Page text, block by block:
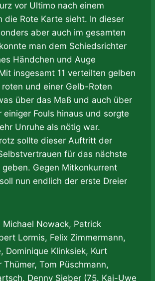
vor Ultimo nach einem
die Rote Karte sieht. In dieser
aber auch im gesamten
man dem Schiedsrichter
Händchen und Auge
insgesamt 11 verteilten gelben
und einer Gelb-Roten
über das Maß und auch über
Fouls hinaus und sorgte
Unruhe als nötig war.
sollte dieser Auftritt der
für das nächste
geben. Gegen Mitkonkurrent
nun endlich der erste Dreier
Michael Nowack, Patrick
Lormis, Felix Zimmermann,
Dominique Klinksiek, Kurt
Thümer, Tom Püschmann,
Denny Sieber (75. Kai-Uwe